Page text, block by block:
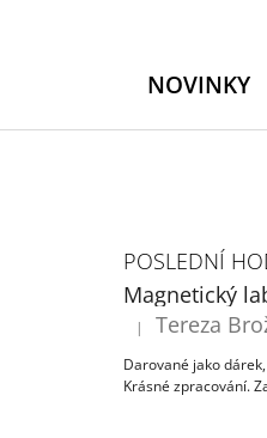
NOVINKY
POSLEDNÍ
Magnetický
Hodnocení produktu
| Tereza
Darované jako
Krásné zpracování.
MŮJ
ÚKOLŮ A
TÁTOVÉ
199 Kč